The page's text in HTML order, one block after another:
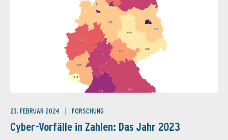
23. FEBRUAR 2024 FORSCHUNG
Cyber-Vorfälle in Zahlen: Das Jahr 2023